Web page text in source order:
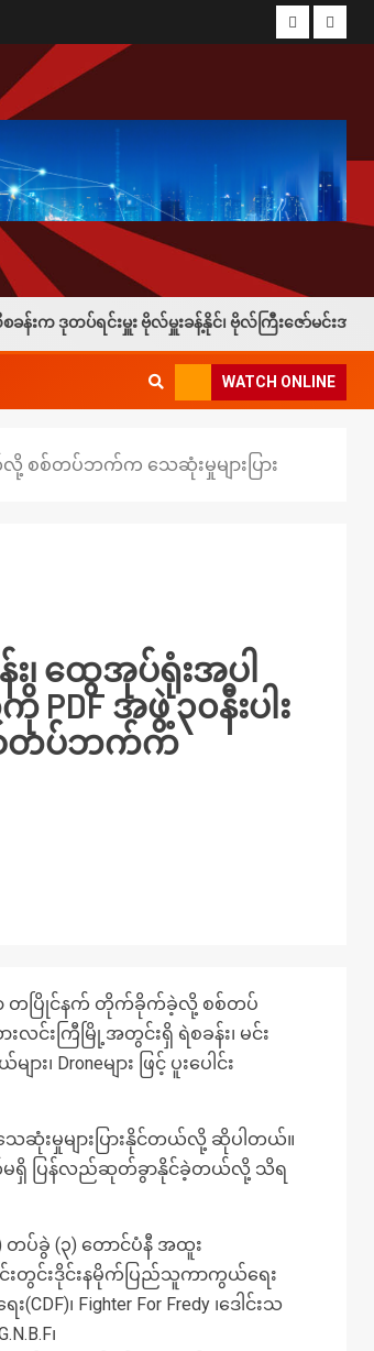
မှူး ဗိုလ်မှူးခန့်နိုင်၊ ဗိုလ်ကြီးဇော်မင်းအပါ ၄၀ကျော်သ
WATCH ONLINE
လို့ စစ်တပ်ဘက်က သေဆုံးမှုများပြား
၊ ထွေအုပ်ရုံးအပါ
အဖွဲ့ ၃၀နီးပါး
စ်တပ်ဘက်က
ကာ တပြိုင်နက် တိုက်ခိုက်ခဲ့လို့ စစ်တပ်
းလင်းကြီမြို့အတွင်းရှိ ရဲစခန်း၊ မင်း
များ ဖြင့် ပူးပေါင်း
းမှုများပြားနိုင်တယ်လို့ ဆိုပါတယ်။
မရှိ ပြန်လည်ဆုတ်ခွာနိုင်ခဲ့တယ်လို့ သိရ
တပ်ခွဲ (၃) တောင်ပံနီ အထူး
ျင်းတွင်းဒိုင်းနမိုက်ပြည်သူကာကွယ်ရေး
၊ Fighter For Fredy ၊ဒေါင်းသ
၊